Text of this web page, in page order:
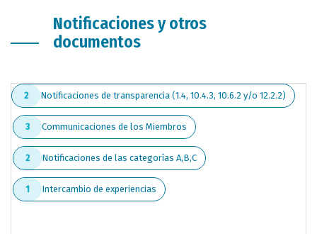
Notificaciones y otros
documentos
2 Notificaciones de transparencia (1.4, 10.4.3, 10.6.2 y/o 12.2.2)
3 Communicaciones de los Miembros
2 Notificaciones de las categorías A,B,C
1 Intercambio de experiencias